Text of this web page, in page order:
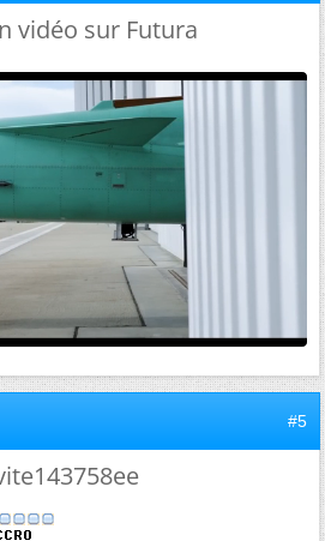
vidéo sur Futura
#5